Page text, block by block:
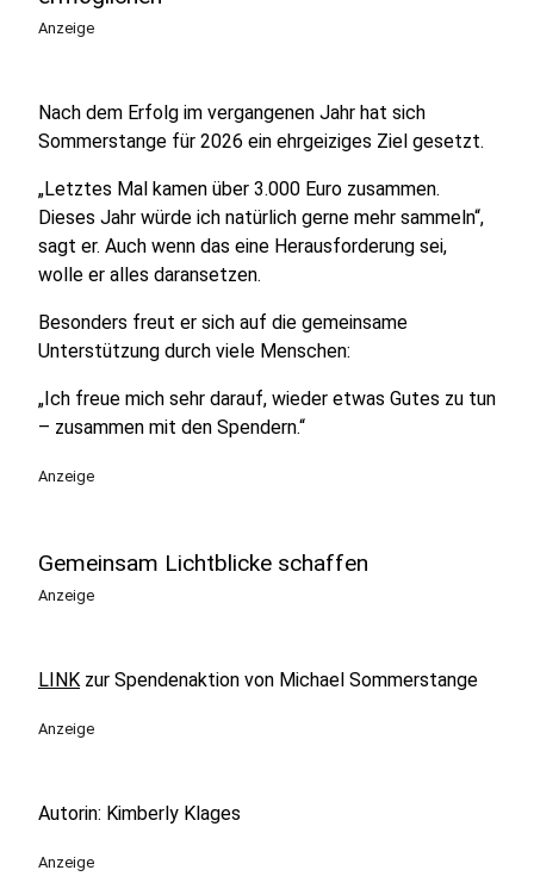
Anzeige
Nach dem Erfolg im vergangenen Jahr hat sich
Sommerstange für 2026 ein ehrgeiziges Ziel gesetzt.
„Letztes Mal kamen über 3.000 Euro zusammen.
Dieses Jahr würde ich natürlich gerne mehr sammeln“,
sagt er. Auch wenn das eine Herausforderung sei,
wolle er alles daransetzen.
Besonders freut er sich auf die gemeinsame
Unterstützung durch viele Menschen:
„Ich freue mich sehr darauf, wieder etwas Gutes zu tun
– zusammen mit den Spendern.“
Anzeige
Gemeinsam Lichtblicke schaffen
Anzeige
LINK zur Spendenaktion von Michael Sommerstange
Anzeige
Autorin: Kimberly Klages
Anzeige